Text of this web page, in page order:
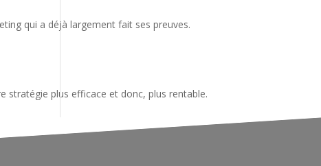
qui a déjà largement fait ses preuves.
stratégie plus efficace et donc, plus rentable.